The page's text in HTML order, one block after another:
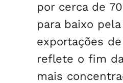
por cerca de
para baixo
exportações
reflete o fim
mais